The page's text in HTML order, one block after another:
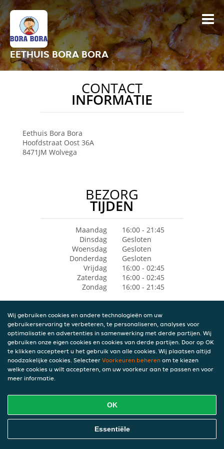
EETHUIS BORA BORA
CONTACT
INFORMATIE
Eethuis Bora Bora
Hoofdstraat Oost 36A
8471JM Wolvega
BEZORG
TIJDEN
Maandag
16:00 - 21:45
Dinsdag
Gesloten
Woensdag
Gesloten
Donderdag
Gesloten
Vrijdag
16:00 - 02:45
Zaterdag
16:00 - 02:45
Zondag
16:00 - 21:45
Wij gebruiken cookies en andere technologieën om uw
gebruikerservaring te verbeteren, te personaliseren, analyses voor
optimalisatie en advertenties in samenwerking met derde partijen. Wij
gebruiken onze eigen cookies en cookies van derde partijen. Door op OK
te klikken accepteert u het gebruik van alle cookies. Wij plaatsen altijd
noodzakelijke cookies. Selecteer Voorkeuren beheren om te kiezen
welke cookies u wilt accepteren, om uw voorkeur aan te passen en voor
meer informatie.
OK
Essentiële